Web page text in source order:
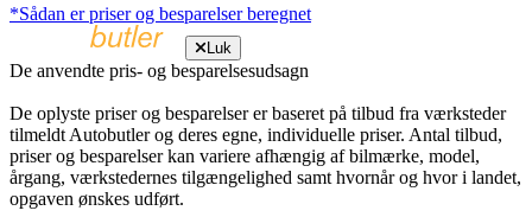
*Sådan er priser og besparelser beregnet
Luk
De anvendte pris- og besparelsesudsagn
De oplyste priser og besparelser er baseret på tilbud fra værksteder
tilmeldt Autobutler og deres egne, individuelle priser. Antal tilbud,
priser og besparelser kan variere afhængig af bilmærke, model,
årgang, værkstedernes tilgængelighed samt hvornår og hvor i landet,
opgaven ønskes udført.